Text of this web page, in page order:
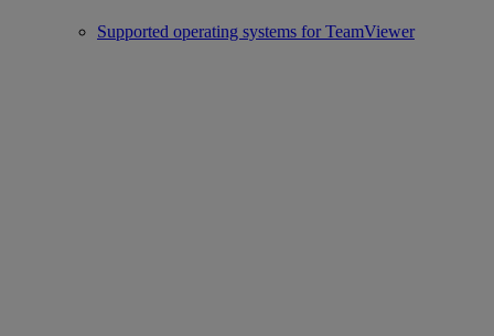
Supported operating systems for TeamViewer